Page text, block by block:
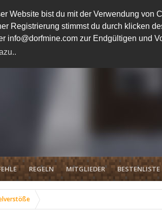
Website bist du mit der Verwendung von
Registrierung stimmst du durch klicken
info@dorfmine.com zur Endgültigen und
REGELN MITGLIEDER BESTENLISTE